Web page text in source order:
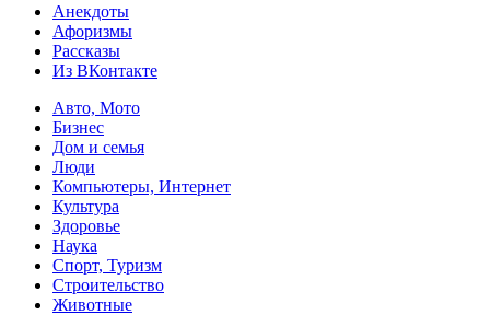
Анекдоты
Афоризмы
Рассказы
Из ВКонтакте
Авто, Мото
Бизнес
Дом и семья
Люди
Компьютеры, Интернет
Культура
Здоровье
Наука
Спорт, Туризм
Строительство
Животные